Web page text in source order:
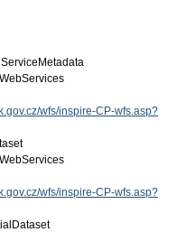
WebServices
wfs/inspire-CP-wfs.asp?
WebServices
wfs/inspire-CP-wfs.asp?